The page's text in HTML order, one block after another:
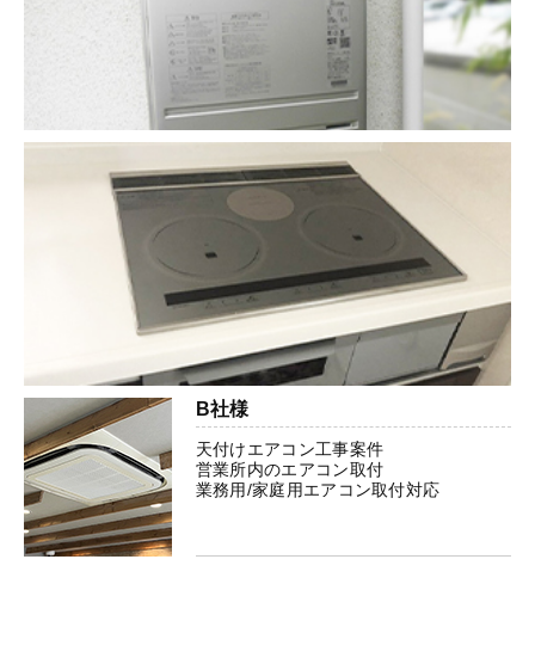
B社様
天付けエアコン工事案件
営業所内のエアコン取付
業務用/家庭用エアコン取付対応